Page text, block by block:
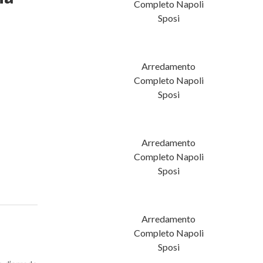
Completo Napoli
Sposi
Arredamento
Completo Napoli
Sposi
Arredamento
Completo Napoli
Sposi
Arredamento
Completo Napoli
Sposi